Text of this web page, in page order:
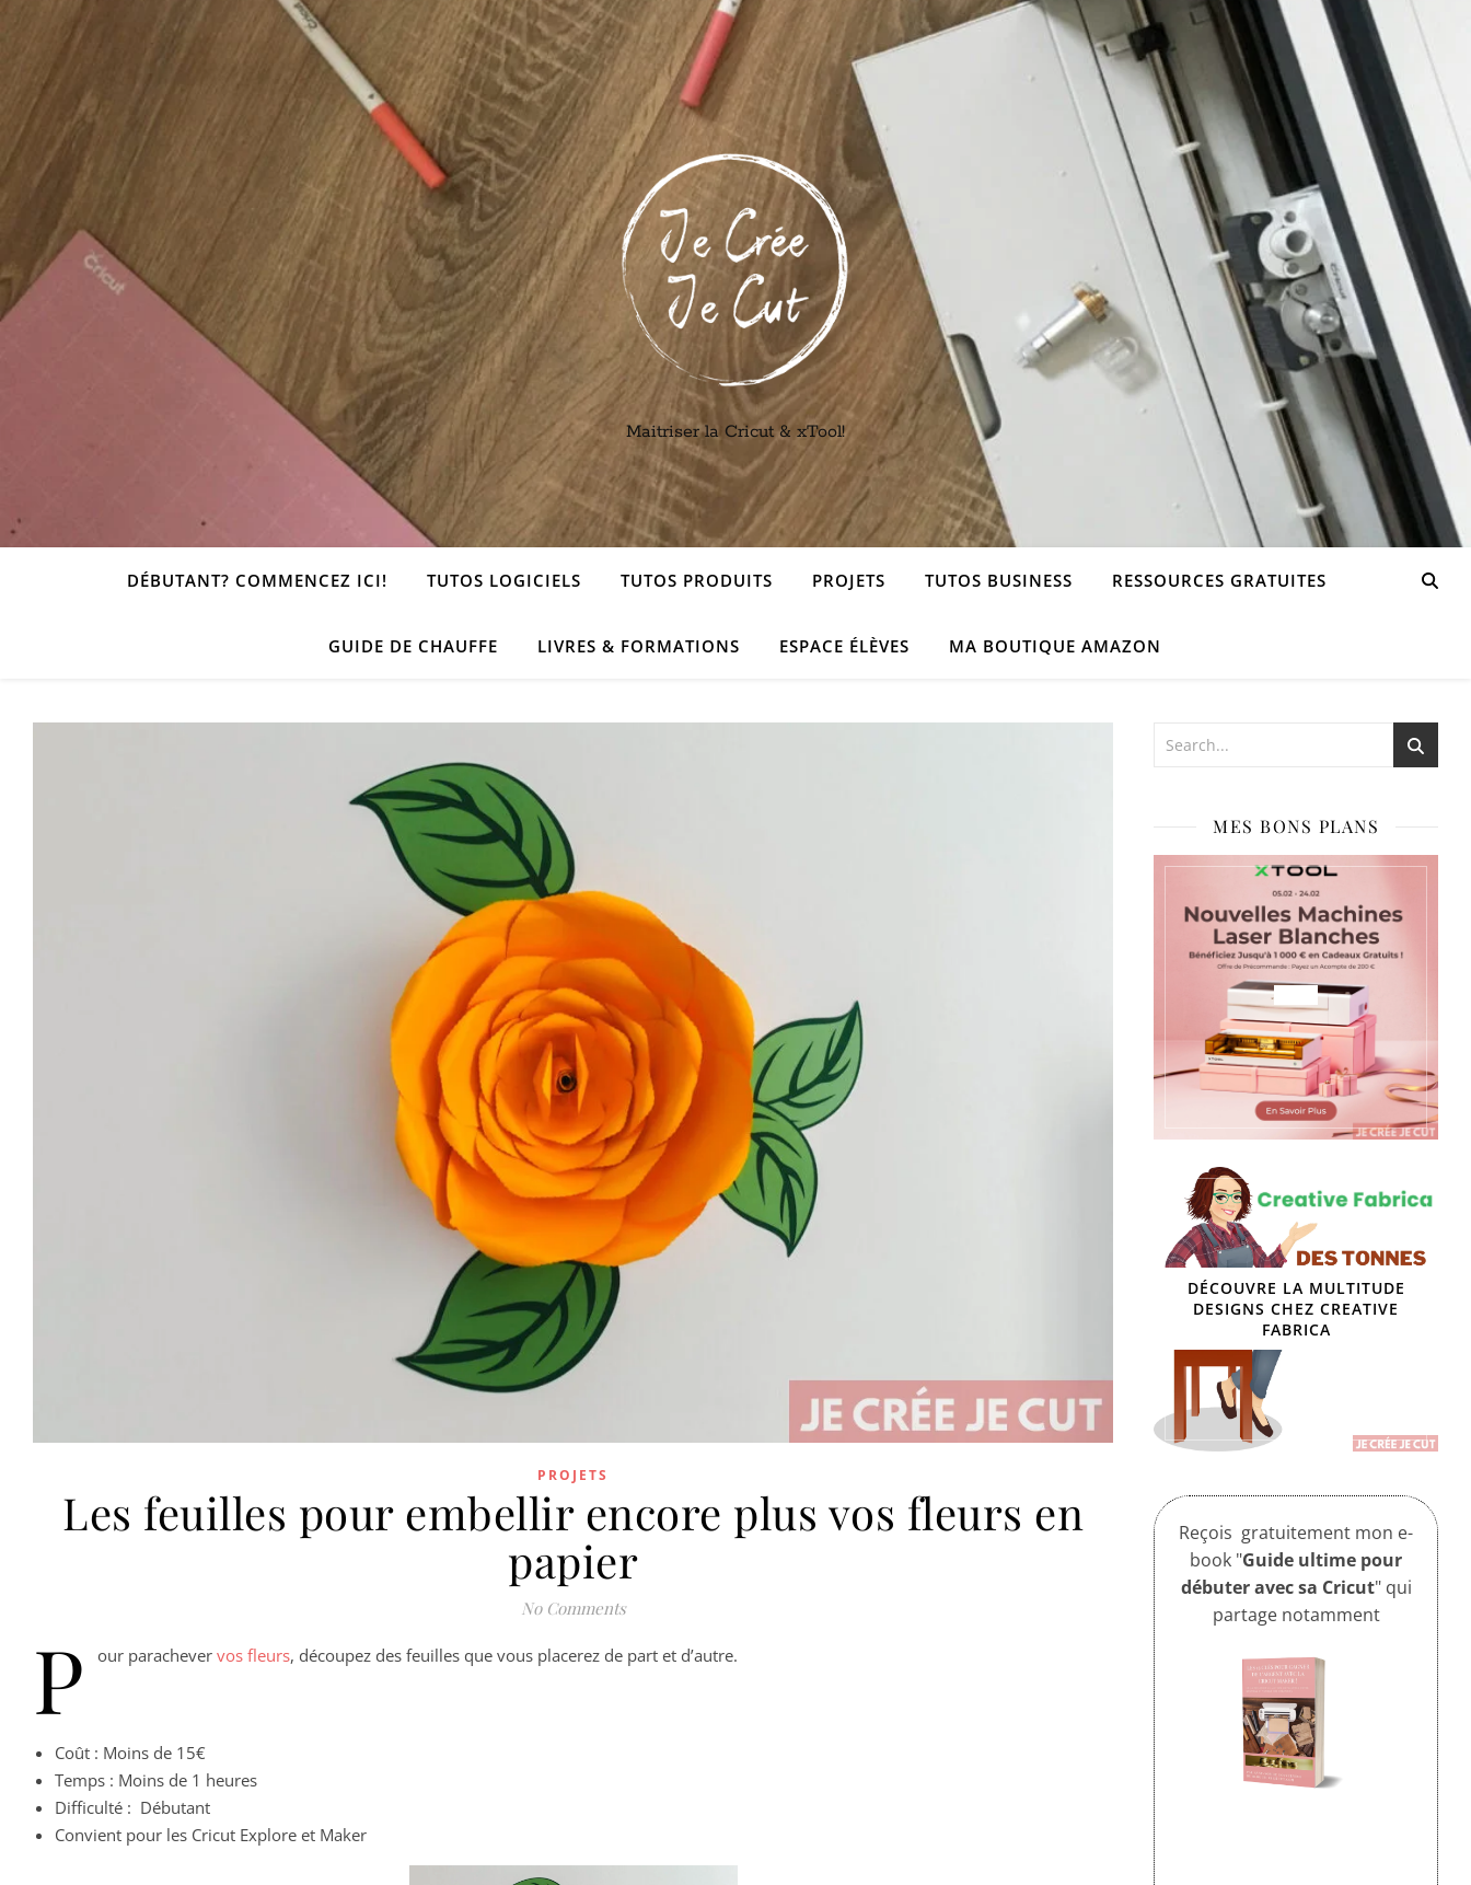
Maitriser la Cricut & xTool!
DÉBUTANT? COMMENCEZ ICI! TUTOS LOGICIELS TUTOS PRODUITS PROJETS TUTOS BUSINESS RESSOURCES GRATUITES
GUIDE DE CHAUFFE LIVRES & FORMATIONS ESPACE ÉLÈVES MA BOUTIQUE AMAZON
PROJETS
Les feuilles pour embellir encore plus vos fleurs en
papier
No Comments
P our parachever vos fleurs, découpez des feuilles que vous placerez de part et d’autre.
Coût : Moins de 15€
Temps : Moins de 1 heures
Difficulté : Débutant
Convient pour les Cricut Explore et Maker
MES BONS PLANS
DÉCOUVRE LA MULTITUDE
DESIGNS CHEZ CREATIVE
FABRICA
Reçois gratuitement mon e-
book "Guide ultime pour
débuter avec sa Cricut" qui
partage notamment